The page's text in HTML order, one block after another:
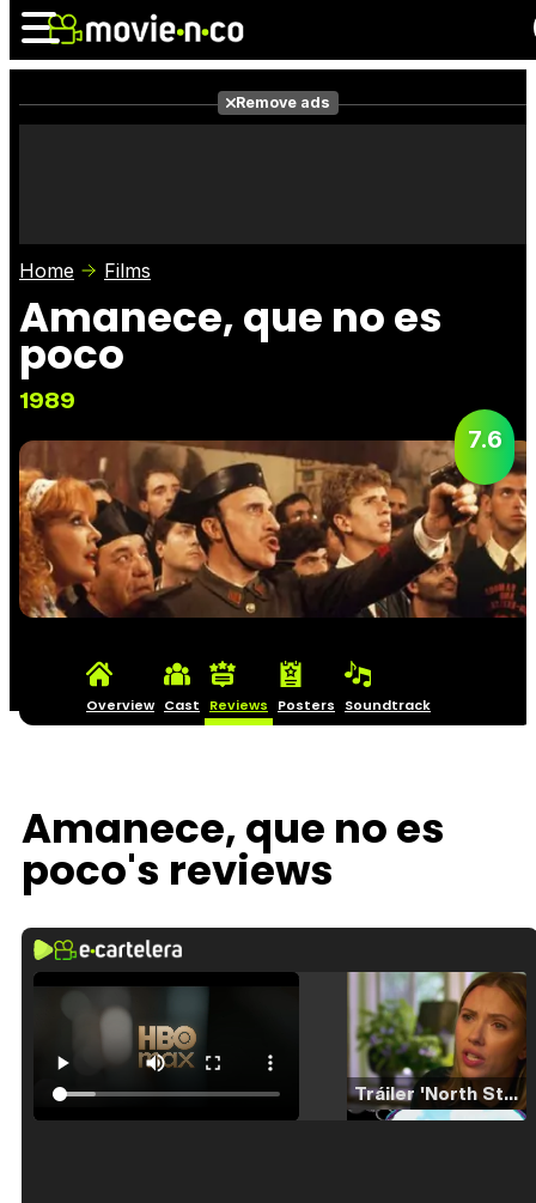
Photos
Remove ads
Home Films
Amanece, que no es
poco
1989
7.6
Overview Cast Reviews Posters Soundtrack
Amanece, que no es
poco's reviews
Tráiler 'North Star' (2023)